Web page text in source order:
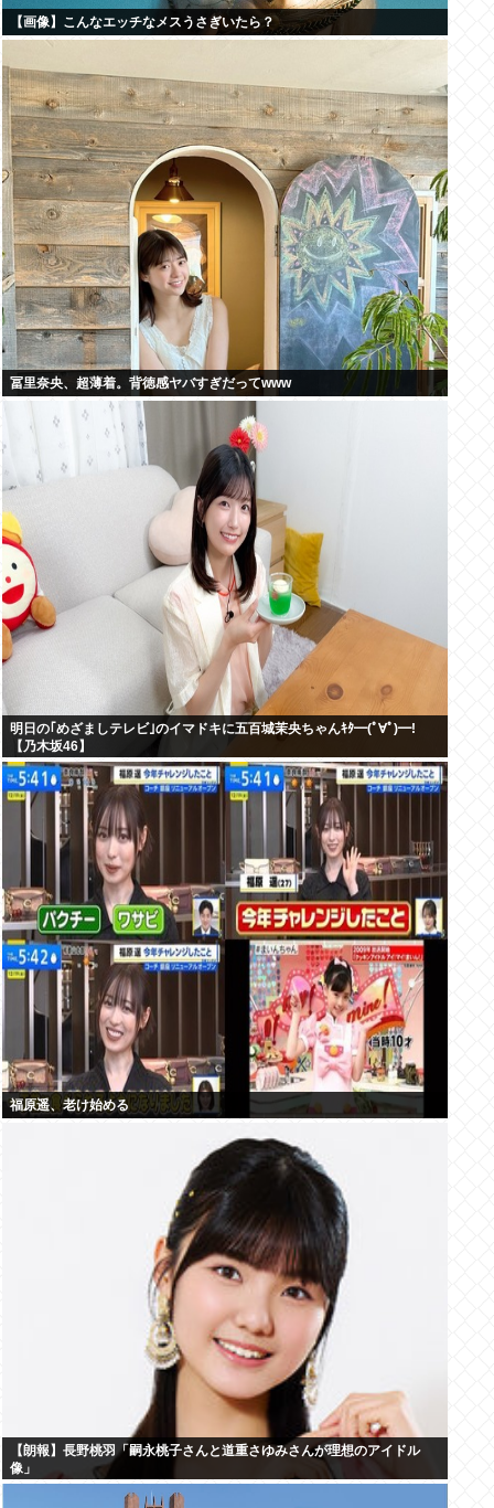
【画像】こんなエッチなメスうさぎいたら？
冨里奈央、超薄着。背徳感ヤバすぎだってwww
明日の｢めざましテレビ｣のイマドキに五百城茉央ちゃんｷﾀ━(ﾟ∀ﾟ)━!
【乃木坂46】
福原遥、老け始める
【朗報】長野桃羽「嗣永桃子さんと道重さゆみさんが理想のアイドル
像」